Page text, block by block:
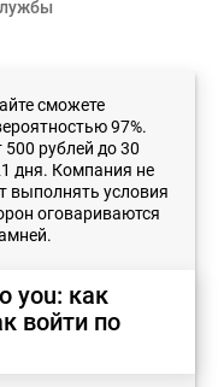
сможете
97%.
рублей до 30
дня. Компания не
выполнять условия
оговариваются
you: как
войти по